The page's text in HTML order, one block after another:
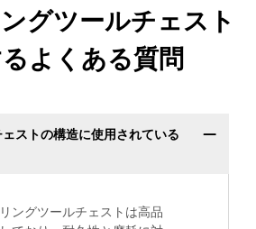
グツールチェスト
よくある質問
ストの構造に使用されている
ングツールチェストは高品